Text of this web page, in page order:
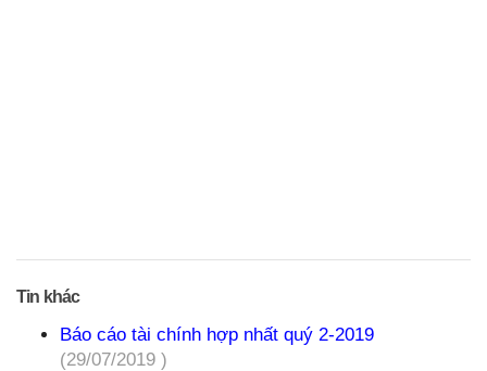
Tin khác
Báo cáo tài chính hợp nhất quý 2-2019
(29/07/2019 )